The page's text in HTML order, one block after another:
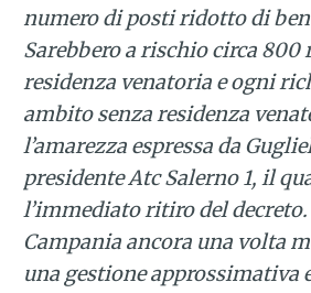
numero di posti ridotto di
Sarebbero a rischio circa 800
residenza venatoria e ogni
ambito senza residenza
l’amarezza espressa da
presidente Atc Salerno 1, il
l’immediato ritiro del
Campania ancora una volta
una gestione approssimativa